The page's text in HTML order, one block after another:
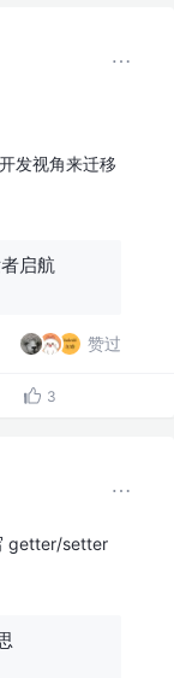
发视角来迁移
启航
赞过
3
getter/setter